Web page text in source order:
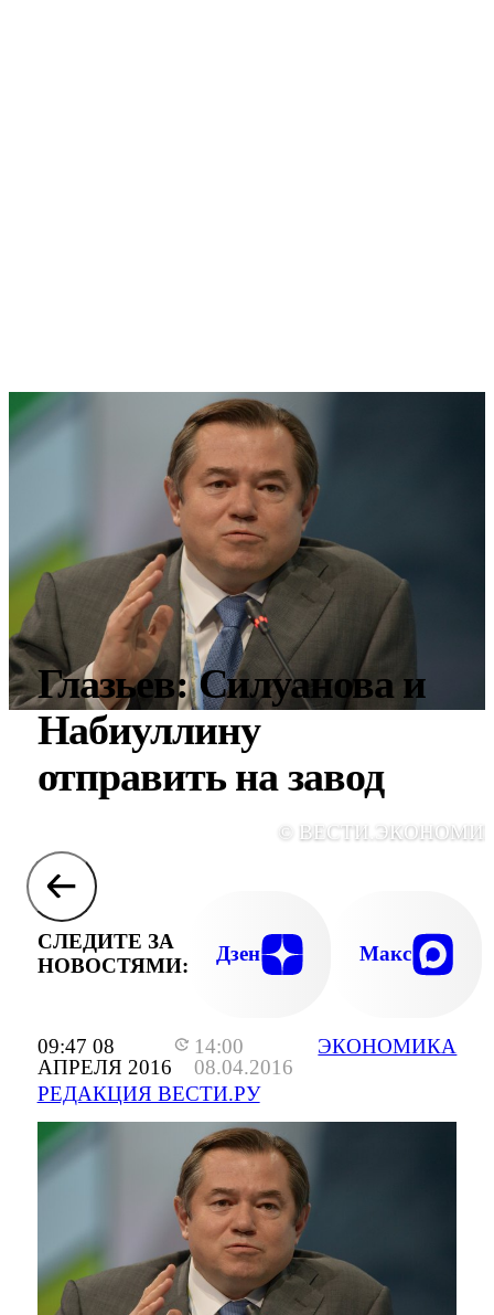
09:47 08
АПРЕЛЯ 2016
14:00
08.04.2016
РЕДАКЦИЯ ВЕСТИ.РУ
ЭКОНОМИКА
Глазьев: Силуанова и
Набиуллину
отправить на завод
©
СЛЕДИТЕ ЗА
НОВОСТЯМИ:
Дзен Макс